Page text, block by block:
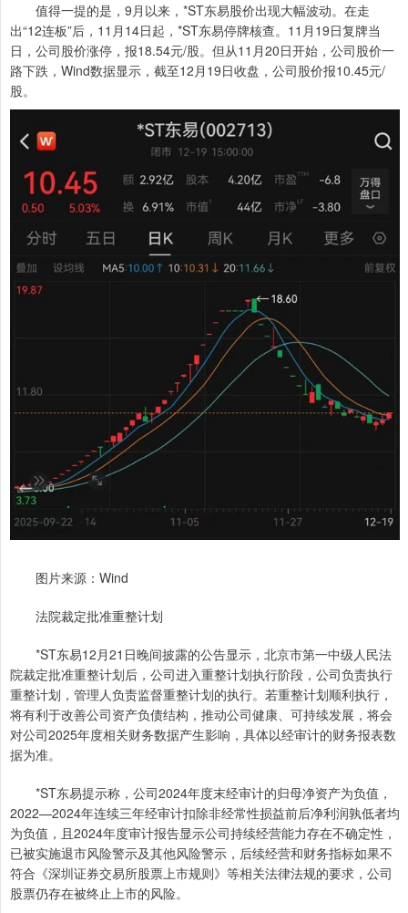
值得一提的是，9月以来，*ST东易股价出现大幅波动。在走
出“12连板”后，11月14日起，*ST东易停牌核查。11月19日复牌当
日，公司股价涨停，报18.54元/股。但从11月20日开始，公司股价一
路下跌，Wind数据显示，截至12月19日收盘，公司股价报10.45元/
股。
图片来源：Wind
法院裁定批准重整计划
*ST东易12月21日晚间披露的公告显示，北京市第一中级人民法
院裁定批准重整计划后，公司进入重整计划执行阶段，公司负责执行
重整计划，管理人负责监督重整计划的执行。若重整计划顺利执行，
将有利于改善公司资产负债结构，推动公司健康、可持续发展，将会
对公司2025年度相关财务数据产生影响，具体以经审计的财务报表数
据为准。
*ST东易提示称，公司2024年度末经审计的归母净资产为负值，
2022—2024年连续三年经审计扣除非经常性损益前后净利润孰低者均
为负值，且2024年度审计报告显示公司持续经营能力存在不确定性，
已被实施退市风险警示及其他风险警示，后续经营和财务指标如果不
符合《深圳证券交易所股票上市规则》等相关法律法规的要求，公司
股票仍存在被终止上市的风险。